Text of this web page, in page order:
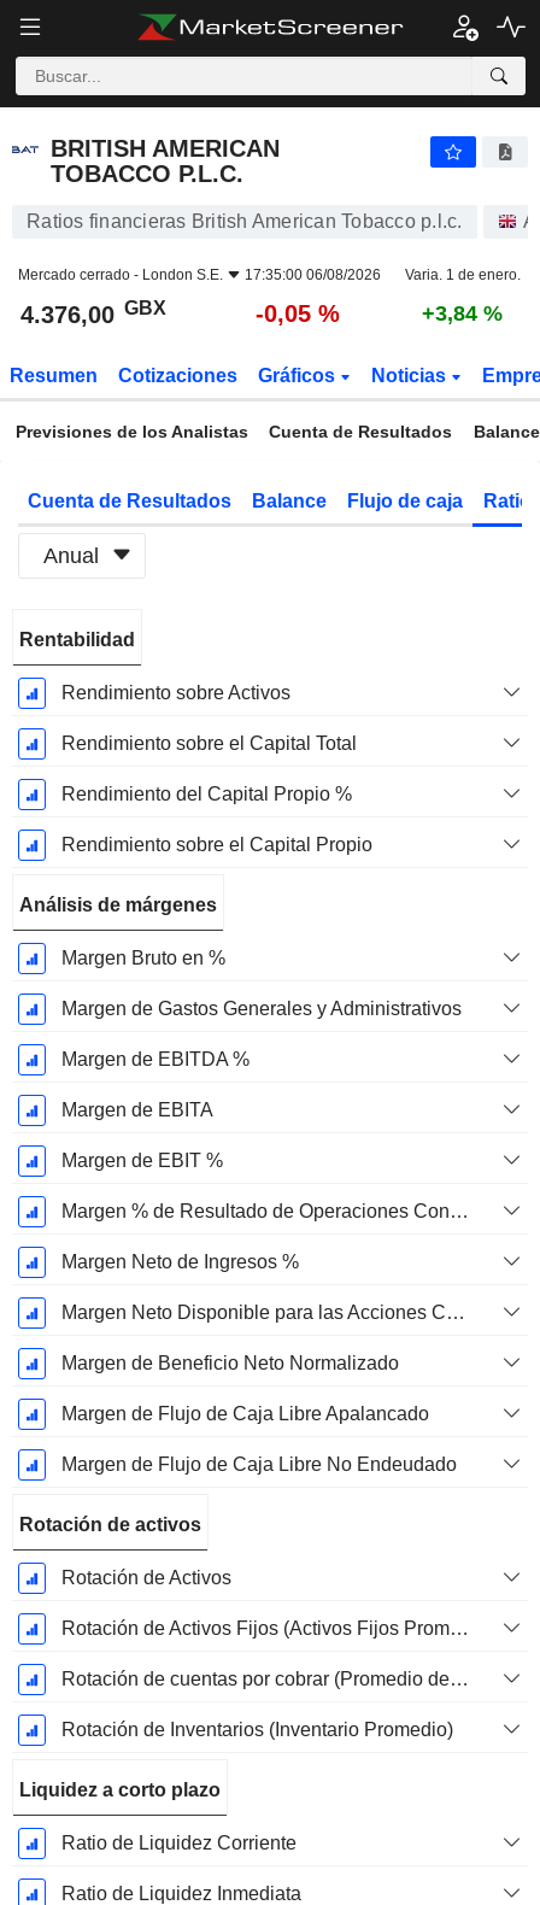
BRITISH AMERICAN
TOBACCO P.L.C.
Ratios financieras British American Tobacco p.l.c.
Mercado cerrado - London S.E. 17:35:00 06/08/2026 Varia. 1 de enero.
4.376,00 GBX -0,05 % +3,84 %
Resumen Cotizaciones Gráficos Noticias
Previsiones de los Analistas Cuenta de Resultados Balance
Cuenta de Resultados Balance Flujo de caja
Anual
fiscal:
Diciembre
Rentabilidad
Rendimiento sobre Activos
Rendimiento sobre el Capital Total
Rendimiento del Capital Propio %
Rendimiento sobre el Capital Propio
Análisis de márgenes
Margen Bruto en %
Margen de Gastos Generales y Administrativos
Margen de EBITDA %
Margen de EBITA
Margen de EBIT %
Margen % de Resultado de Operaciones Continuas
Margen Neto de Ingresos %
Margen Neto Disponible para las Acciones Comunes %
Margen de Beneficio Neto Normalizado
Margen de Flujo de Caja Libre Apalancado
Margen de Flujo de Caja Libre No Endeudado
Rotación de activos
Rotación de Activos
Rotación de Activos Fijos (Activos Fijos Promedio)
Rotación de cuentas por cobrar (Promedio de cuentas por cobrar)
Rotación de Inventarios (Inventario Promedio)
Liquidez a corto plazo
Ratio de Liquidez Corriente
Ratio de Liquidez Inmediata